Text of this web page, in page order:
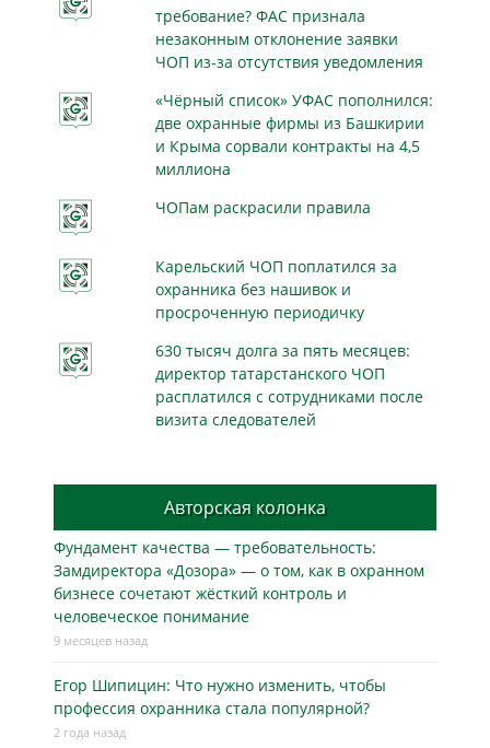
требование? ФАС признала
незаконным отклонение заявки
ЧОП из-за отсутствия уведомления
«Чёрный список» УФАС пополнился:
две охранные фирмы из Башкирии
и Крыма сорвали контракты на 4,5
миллиона
ЧОПам раскрасили правила
Карельский ЧОП поплатился за
охранника без нашивок и
просроченную периодичку
630 тысяч долга за пять месяцев:
директор татарстанского ЧОП
расплатился с сотрудниками после
визита следователей
Авторская колонка
Фундамент качества — требовательность:
Замдиректора «Дозора» — о том, как в охранном
бизнесe сочетают жёсткий контроль и
человеческое понимание
9 месяцев назад
Егор Шипицин: Что нужно изменить, чтобы
профессия охранника стала популярной?
2 года назад